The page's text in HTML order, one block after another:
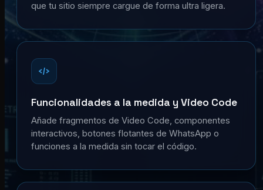
que tu sitio siempre cargue de forma ultra ligera.
Funcionalidades a la medida y Video Code
Añade fragmentos de Video Code, componentes
interactivos, botones flotantes de WhatsApp o
funciones a la medida sin tocar el código.